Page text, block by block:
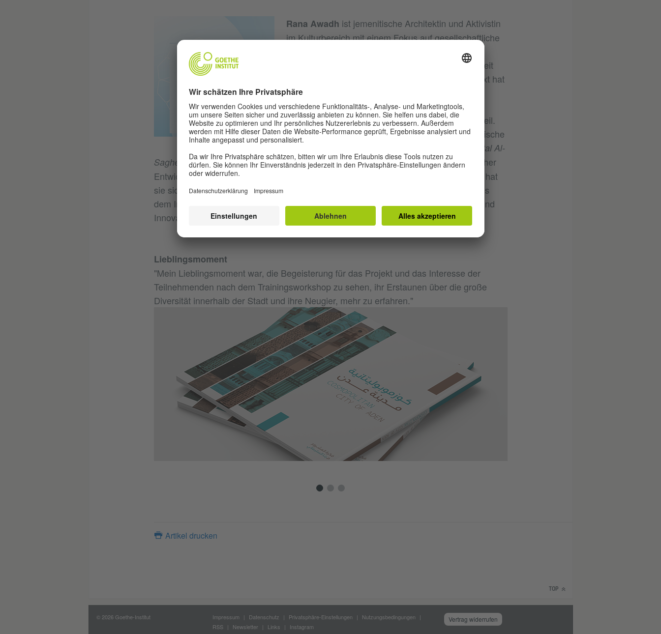
© Goethe Institut - Jordanien
Rana Awadh ist jemenitische Architektin und Aktivistin
im Kulturbereich mit einem Fokus auf gesellschaftliche
Entwicklung durch Kunst und Innovation. Seit fünf
Jahren beschäftigt sie sich mit gemeinnütziger Arbeit
und Empowerment-Programmen. In diesem Kontext hat
sie auf lokaler und regionaler Ebene vertiefende
Fortbildungen in den Bereichen Kunst und Kultur
erhalten und nahm an internationalen Workshops teil.
Rana Awadh arbeitete als Illustratorin und künstlerische
Al-Batal Al-
Sagheer
,Wala KalimaundSawa Watan, die sich alle mit dem Thema gesellschaftlicher
Entwicklung beschäftigen. Durch diese beruflichen und ehrenamtlichen Erfahrungen hat
sie sich der Vision verschrieben, an gesellschaftlicher Entwicklung teilzuhaben, die es
dem Individuum erlaubt, sich auszudrücken und den eigenen Horizont durch Kunst und
Innovation zu erweitern.
Lieblingsmoment
"Mein Lieblingsmoment war, die Begeisterung für das Projekt und das Interesse der
Teilnehmenden nach dem Trainingsworkshop zu sehen, ihr Erstaunen über die große
Diversität innerhalb der Stadt und ihre Neugier, mehr zu erfahren."
Artikel drucken
TOP
© 2026 Goethe-Institut Impressum Datenschutz Privatsphäre-Einstellungen
Nutzungsbedingungen
RSS
Newsletter Links Instagram
Vertrag widerrufen